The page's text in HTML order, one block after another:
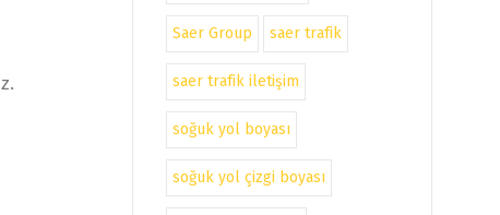
Saer Group saer trafik
saer trafik iletişim
soğuk yol boyası
soğuk yol çizgi boyası